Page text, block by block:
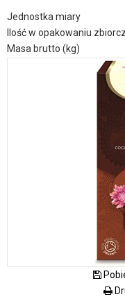
Jednostka miary
Ilość w opakowaniu
Masa brutto (kg)